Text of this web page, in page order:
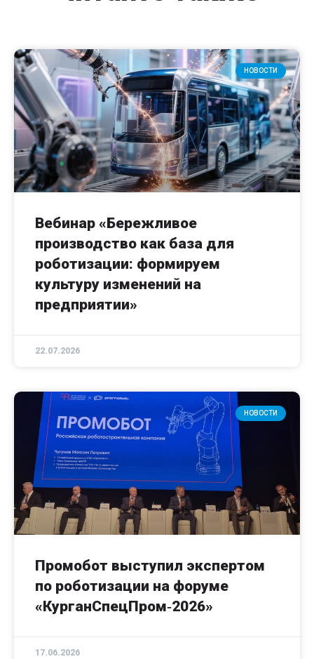
НОВОСТИ
Вебинар «Бережливое
производство как база для
роботизации: формируем
культуру изменений на
предприятии»
22.07.2026
НОВОСТИ
Промобот выступил экспертом
по роботизации на форуме
«КурганСпецПром‑2026»
17.06.2026